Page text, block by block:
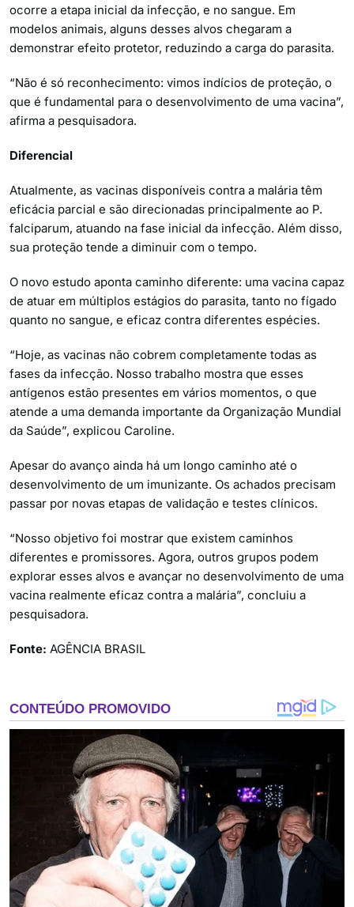
ocorre a etapa inicial da infecção, e no sangue. Em
modelos animais, alguns desses alvos chegaram a
demonstrar efeito protetor, reduzindo a carga do parasita.
“Não é só reconhecimento: vimos indícios de proteção, o
que é fundamental para o desenvolvimento de uma vacina”,
afirma a pesquisadora.
Diferencial
Atualmente, as vacinas disponíveis contra a malária têm
eficácia parcial e são direcionadas principalmente ao P.
falciparum, atuando na fase inicial da infecção. Além disso,
sua proteção tende a diminuir com o tempo.
O novo estudo aponta caminho diferente: uma vacina capaz
de atuar em múltiplos estágios do parasita, tanto no fígado
quanto no sangue, e eficaz contra diferentes espécies.
“Hoje, as vacinas não cobrem completamente todas as
fases da infecção. Nosso trabalho mostra que esses
antígenos estão presentes em vários momentos, o que
atende a uma demanda importante da Organização Mundial
da Saúde”, explicou Caroline.
Apesar do avanço ainda há um longo caminho até o
desenvolvimento de um imunizante. Os achados precisam
passar por novas etapas de validação e testes clínicos.
“Nosso objetivo foi mostrar que existem caminhos
diferentes e promissores. Agora, outros grupos podem
explorar esses alvos e avançar no desenvolvimento de uma
vacina realmente eficaz contra a malária”, concluiu a
pesquisadora.
Fonte: AGÊNCIA BRASIL